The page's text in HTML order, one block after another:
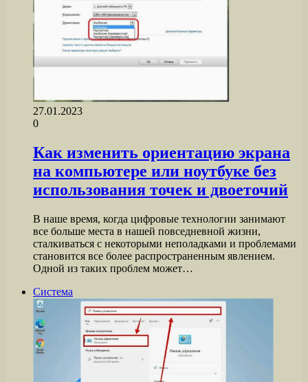
27.01.2023
0
Как изменить ориентацию экрана
на компьютере или ноутбуке без
использования точек и двоеточий
В наше время, когда цифровые технологии занимают
все больше места в нашей повседневной жизни,
сталкиваться с некоторыми неполадками и проблемами
становится все более распространенным явлением.
Одной из таких проблем может…
Система